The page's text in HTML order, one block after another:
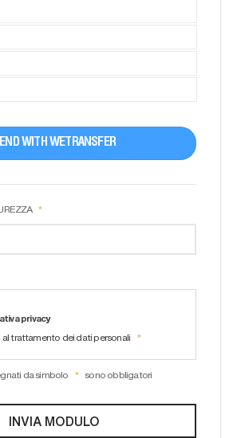
WITH WETRANSFER
privacy
trattamento dei dati personali
I campi contrassegnati da simbolo sono obbligatori